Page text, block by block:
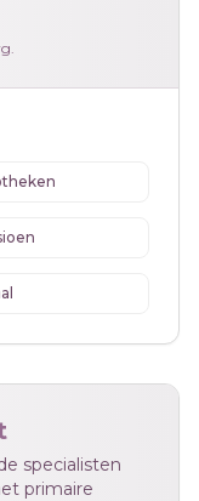
specialisten
primaire